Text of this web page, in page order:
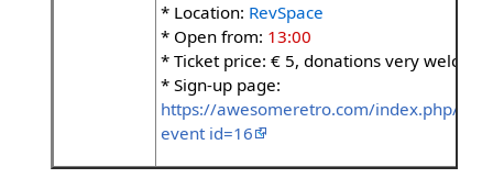
* Location: RevSpace
* Open from: 13:00
* Ticket price: € 5, donations very welcome
* Sign-up page:
https://awesomeretro.com/index.php/
event id=16